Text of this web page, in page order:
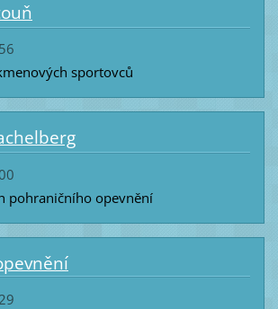
sportovců
pohraničního opevnění